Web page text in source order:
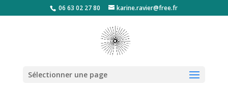
06 63 02 27 80 karine.ravier@free.fr
Sélectionner une page